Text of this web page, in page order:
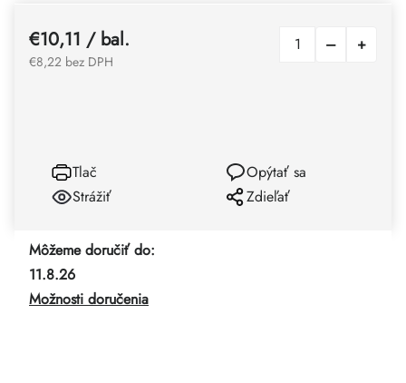
Môžeme doručiť do:
11.8.26
Možnosti doručenia
€10,11 / bal.
€8,22 bez DPH
Tlač
Opýtať sa
Strážiť
Zdieľať